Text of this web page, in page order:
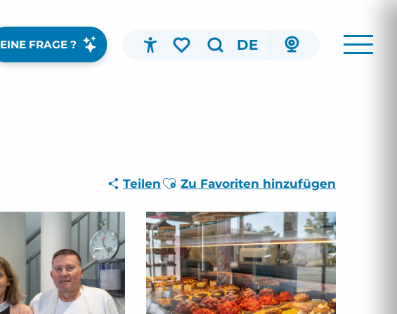
EINE FRAGE ? DE
Teilen Ajouter aux favoris
Zu Favoriten hinzufügen